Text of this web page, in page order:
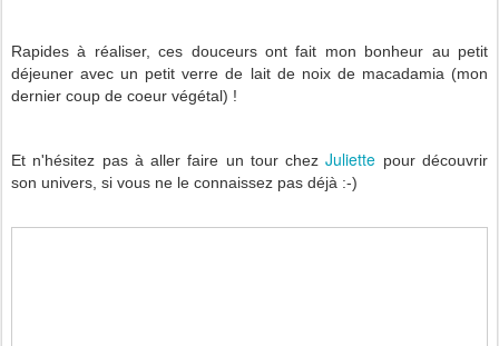
Rapides à réaliser, ces douceurs ont fait mon bonheur au petit
déjeuner avec un petit verre de lait de noix de macadamia (mon
dernier coup de coeur végétal) !
Et n'hésitez pas à aller faire un tour chezJuliette pour découvrir
son univers, si vous ne le connaissez pas déjà :-)